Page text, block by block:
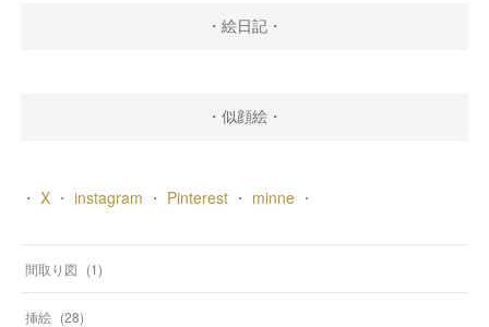
・絵日記・
・似顔絵・
・ X・ instagram ・ Pinterest・ minne・
間取り図 (1)
挿絵 (28)